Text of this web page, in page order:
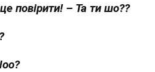
повірити! – Та ти шо??